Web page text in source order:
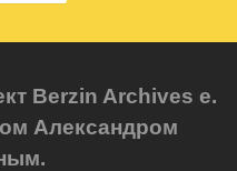
Berzin Archives e.
Александром